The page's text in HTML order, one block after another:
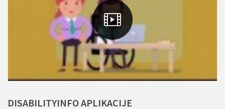
DISABILITYINFOAPLIKACIJE